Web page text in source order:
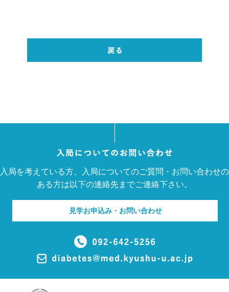
入局を考えている方、入局についてのご質問・お問い合わせの
ある方は以下の連絡先までご連絡下さい。
見学お申込み・お問い合わせ